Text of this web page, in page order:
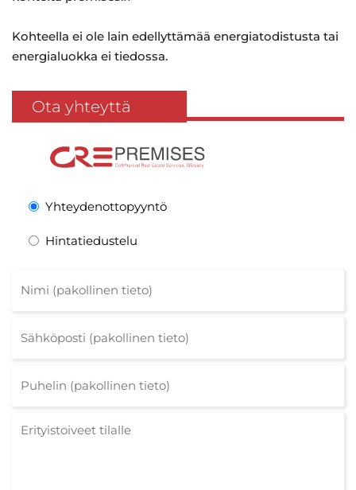
Kohteella ei ole lain edellyttämää energiatodistusta tai
energialuokka ei tiedossa.
Ota yhteyttä
Yhteydenottopyyntö
Hintatiedustelu